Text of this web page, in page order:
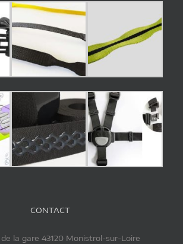
CONTACT
la gare 43120 Monistrol-sur-Loire